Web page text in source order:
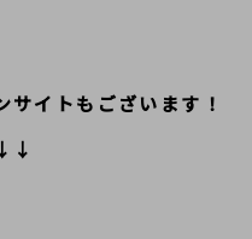
サイトもございます！